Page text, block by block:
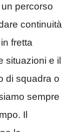
percorso
continuità
fretta
situazioni e il
di squadra o
sempre
Il